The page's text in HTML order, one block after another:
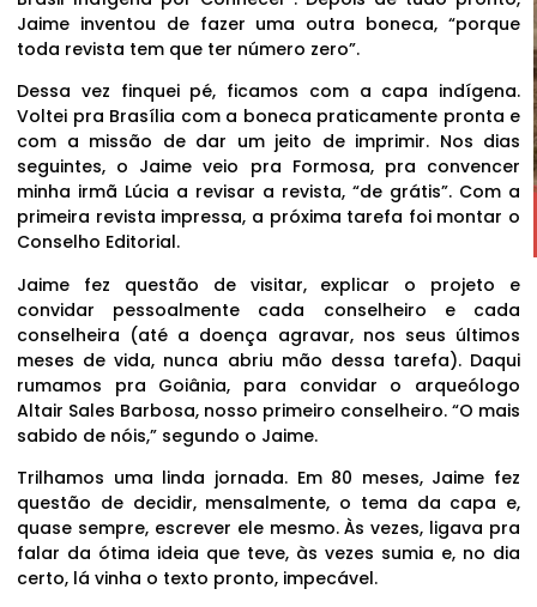
Jaime inventou de fazer uma outra boneca, “porque
toda revista tem que ter número zero”.
Dessa vez finquei pé, ficamos com a capa indígena.
Voltei pra Brasília com a boneca praticamente pronta e
com a missão de dar um jeito de imprimir. Nos dias
seguintes, o Jaime veio pra Formosa, pra convencer
minha irmã Lúcia a revisar a revista, “de grátis”. Com a
primeira revista impressa, a próxima tarefa foi montar o
Conselho Editorial.
Jaime fez questão de visitar, explicar o projeto e
convidar pessoalmente cada conselheiro e cada
conselheira (até a doença agravar, nos seus últimos
meses de vida, nunca abriu mão dessa tarefa). Daqui
rumamos pra Goiânia, para convidar o arqueólogo
Altair Sales Barbosa, nosso primeiro conselheiro. “O mais
sabido de nóis,” segundo o Jaime.
Trilhamos uma linda jornada. Em 80 meses, Jaime fez
questão de decidir, mensalmente, o tema da capa e,
quase sempre, escrever ele mesmo. Às vezes, ligava pra
falar da ótima ideia que teve, às vezes sumia e, no dia
certo, lá vinha o texto pronto, impecável.